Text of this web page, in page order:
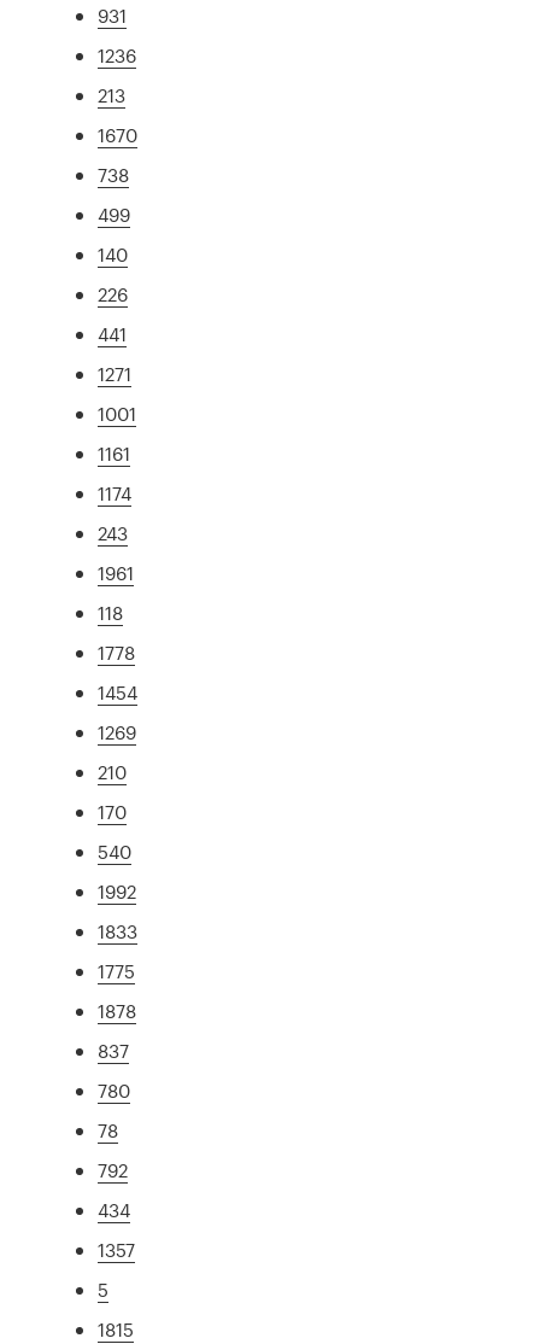
931
1236
213
1670
738
499
140
226
441
1271
1001
1161
1174
243
1961
118
1778
1454
1269
210
170
540
1992
1833
1775
1878
837
780
78
792
434
1357
5
1815